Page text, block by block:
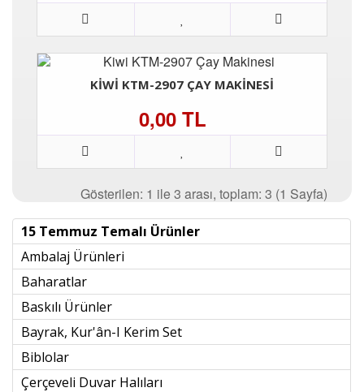
KIWI KTM-2907 ÇAY MAKINESI
0,00 TL
Gösterilen: 1 ile 3 arası, toplam: 3 (1 Sayfa)
15 Temmuz Temalı Ürünler
Ambalaj Ürünleri
Baharatlar
Baskılı Ürünler
Bayrak, Kur'ân-I Kerim Set
Biblolar
Çerçeveli Duvar Halıları